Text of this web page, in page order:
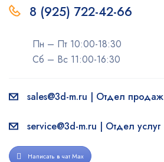
8 (925) 722-42-66
Пн – Пт 10:00-18:30
Сб – Вс 11:00-16:30
sales@3d-m.ru | Отдел продаж
service@3d-m.ru | Отдел услуг
Написать в чат Max